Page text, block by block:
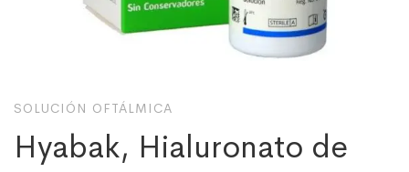
SOLUCIÓN OFTÁLMICA
Hyabak, Hialuronato de